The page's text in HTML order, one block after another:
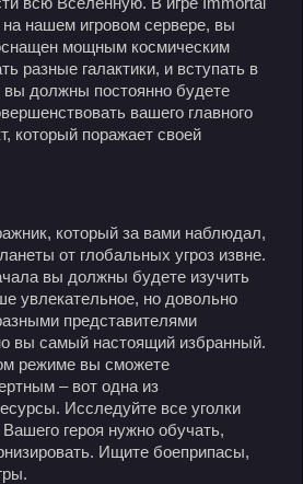
нашем игровом сервере, вы
мощным космическим
разные галактики, и вступать в
вы должны постоянно будете
вашего главного
который поражает своей
который за вами наблюдал,
от глобальных угроз извне.
вы должны будете изучить
увлекательное, но довольно
представителями
вы самый настоящий избранный.
режиме вы сможете
– вот одна из
Исследуйте все уголки
героя нужно обучать,
Ищите боеприпасы,